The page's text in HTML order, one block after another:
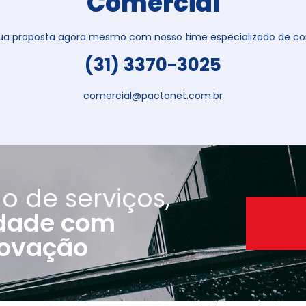
proposta agora mesmo com nosso time especializado de
(31) 3370-3025
comercial@pactonet.com.br
de serviços,
com
Uma história de